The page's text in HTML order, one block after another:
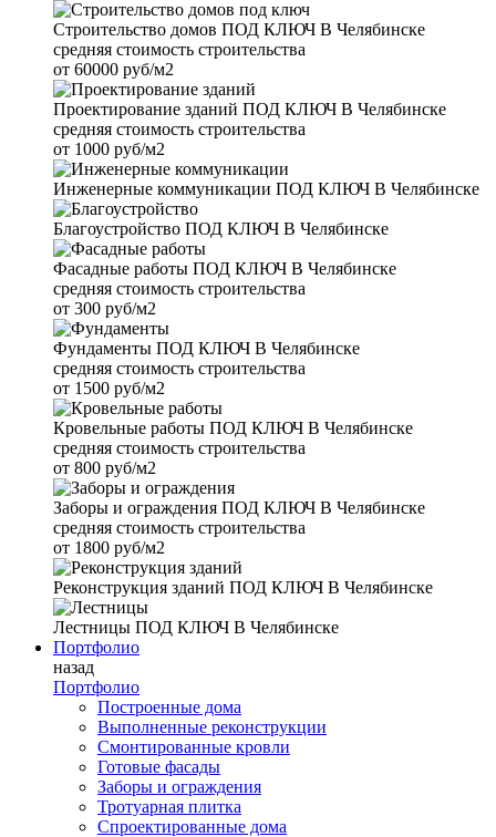
Строительство домов ПОД КЛЮЧ В Челябинске
средняя стоимость строительства
от 60000 руб/м2
Проектирование зданий ПОД КЛЮЧ В Челябинске
средняя стоимость строительства
от 1000 руб/м2
Инженерные коммуникации ПОД КЛЮЧ В Челябинске
Благоустройство ПОД КЛЮЧ В Челябинске
Фасадные работы ПОД КЛЮЧ В Челябинске
средняя стоимость строительства
от 300 руб/м2
Фундаменты ПОД КЛЮЧ В Челябинске
средняя стоимость строительства
от 1500 руб/м2
Кровельные работы ПОД КЛЮЧ В Челябинске
средняя стоимость строительства
от 800 руб/м2
Заборы и ограждения ПОД КЛЮЧ В Челябинске
средняя стоимость строительства
от 1800 руб/м2
Реконструкция зданий ПОД КЛЮЧ В Челябинске
Лестницы ПОД КЛЮЧ В Челябинске
Портфолио
назад
Портфолио
Построенные дома
Выполненные реконструкции
Смонтированные кровли
Готовые фасады
Заборы и ограждения
Тротуарная плитка
Спроектированные дома